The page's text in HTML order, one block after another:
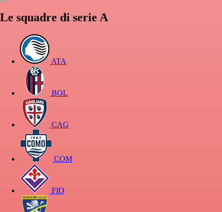
Le squadre di serie A
ATA
BOL
CAG
COM
FIO